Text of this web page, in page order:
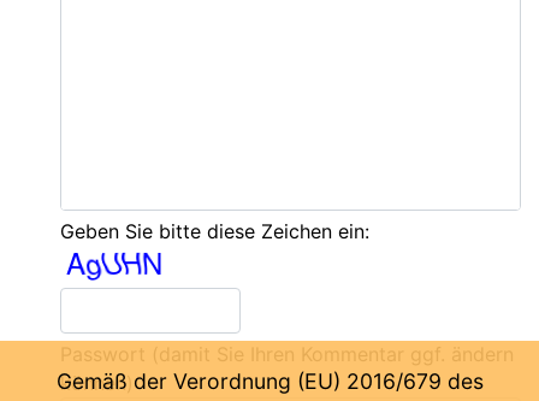
Geben Sie bitte diese Zeichen ein:
Passwort (damit Sie Ihren Kommentar ggf. ändern
können)
Gemäß der Verordnung (EU) 2016/679 des